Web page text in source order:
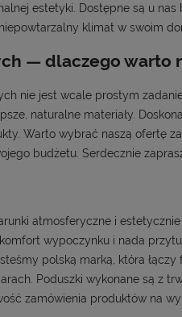
estetyki. Dostępne są u
klimat w swoim
— dlaczego warto
nie jest wcale prostym
naturalne materiały.
Warto wybrać naszą ofertę
budżetu. Serdecznie
atmosferyczne i
wypoczynku i nada
polską marką, która
Poduszki wykonane są z
zamówienia produktów na